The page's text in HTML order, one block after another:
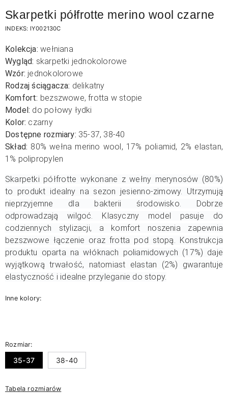
Skarpetki półfrotte merino wool czarne
INDEKS: IY002130C
Kolekcja: wełniana
Wygląd: skarpetki jednokolorowe
Wzór: jednokolorowe
Rodzaj ściągacza: delikatny
Komfort: bezszwowe, frotta w stopie
Model: do połowy łydki
Kolor: czarny
Dostępne rozmiary: 35-37, 38-40
Skład: 80% wełna merino wool, 17% poliamid, 2% elastan,
1% polipropylen
Skarpetki półfrotte wykonane z wełny merynosów (80%)
to produkt idealny na sezon jesienno-zimowy. Utrzymują
nieprzyjemne dla bakterii środowisko. Dobrze
odprowadzają wilgoć. Klasyczny model pasuje do
codziennych stylizacji, a komfort noszenia zapewnia
bezszwowe łączenie oraz frotta pod stopą. Konstrukcja
produktu oparta na włóknach poliamidowych (17%) daje
wyjątkową trwałość, natomiast elastan (2%) gwarantuje
elastyczność i idealne przyleganie do stopy.
Inne kolory:
Rozmiar:
35-37 38-40
Tabela rozmiarów